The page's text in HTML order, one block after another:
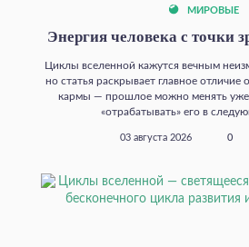
МИРОВЫЕ
Энергия человека с точки
Циклы вселенной кажутся вечным
но статья раскрывает главное отличие
кармы — прошлое можно менять уже
«отрабатывать» его в
03 августа 2026 0